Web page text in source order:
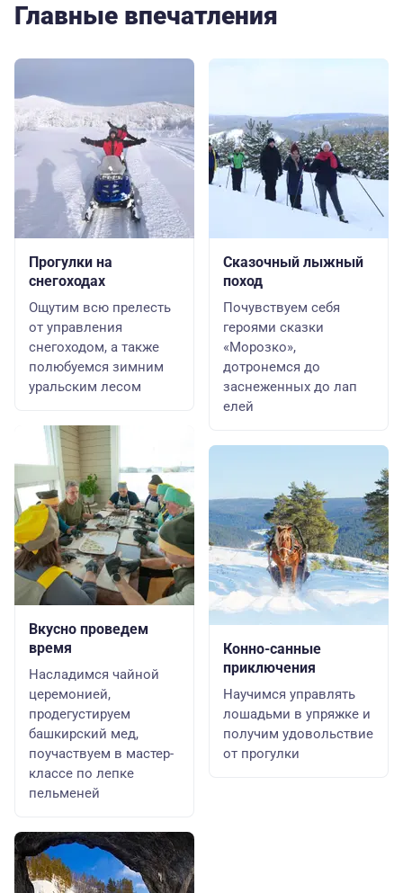
Главные впечатления
Прогулки на
снегоходах
Ощутим всю прелесть
от управления
снегоходом, а также
полюбуемся зимним
уральским лесом
Вкусно проведем
время
Насладимся чайной
церемонией,
продегустируем
башкирский мед,
поучаствуем в мастер-
классе по лепке
пельменей
Сказочный лыжный
поход
Почувствуем себя
героями сказки
«Морозко»,
дотронемся до
заснеженных до лап
елей
Конно-санные
приключения
Научимся управлять
лошадьми в упряжке и
получим удовольствие
от прогулки